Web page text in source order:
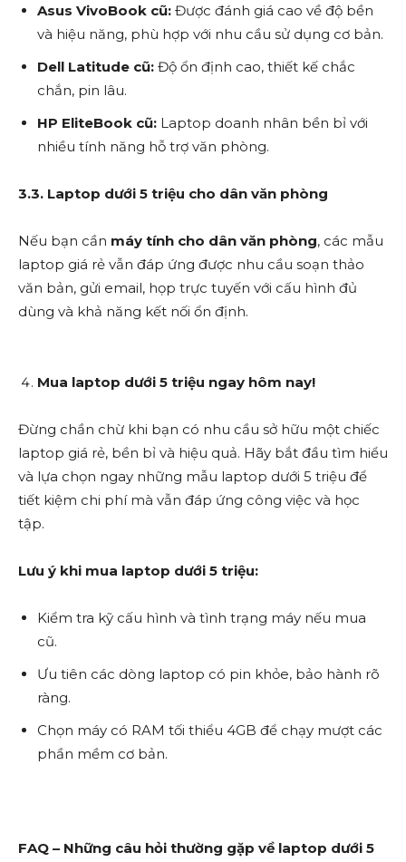
Asus VivoBook cũ: Được đánh giá cao về độ bền
và hiệu năng, phù hợp với nhu cầu sử dụng cơ bản.
Dell Latitude cũ: Độ ổn định cao, thiết kế chắc
chắn, pin lâu.
HP EliteBook cũ: Laptop doanh nhân bền bỉ với
nhiều tính năng hỗ trợ văn phòng.
3.3. Laptop dưới 5 triệu cho dân văn phòng
Nếu bạn cần máy tính cho dân văn phòng, các mẫu
laptop giá rẻ vẫn đáp ứng được nhu cầu soạn thảo
văn bản, gửi email, họp trực tuyến với cấu hình đủ
dùng và khả năng kết nối ổn định.
Mua laptop dưới 5 triệu ngay hôm nay!
Đừng chần chừ khi bạn có nhu cầu sở hữu một chiếc
laptop giá rẻ, bền bỉ và hiệu quả. Hãy bắt đầu tìm hiểu
và lựa chọn ngay những mẫu laptop dưới 5 triệu để
tiết kiệm chi phí mà vẫn đáp ứng công việc và học
tập.
Lưu ý khi mua laptop dưới 5 triệu:
Kiểm tra kỹ cấu hình và tình trạng máy nếu mua
cũ.
Ưu tiên các dòng laptop có pin khỏe, bảo hành rõ
ràng.
Chọn máy có RAM tối thiểu 4GB để chạy mượt các
phần mềm cơ bản.
FAQ – Những câu hỏi thường gặp về laptop dưới 5